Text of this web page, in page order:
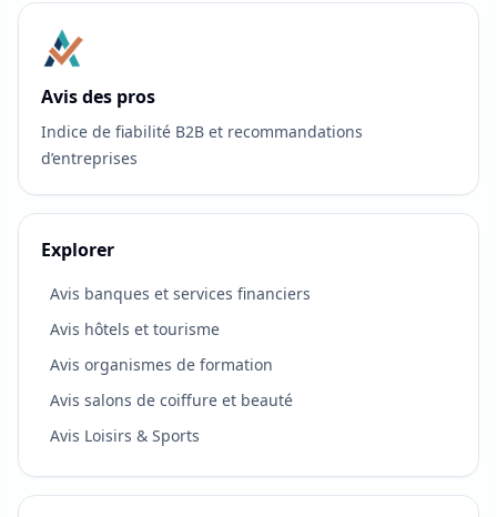
Avis des pros
Indice de fiabilité B2B et recommandations
d’entreprises
Explorer
Avis banques et services financiers
Avis hôtels et tourisme
Avis organismes de formation
Avis salons de coiffure et beauté
Avis Loisirs & Sports